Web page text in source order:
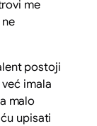
me
postoji
imala
malo
upisati